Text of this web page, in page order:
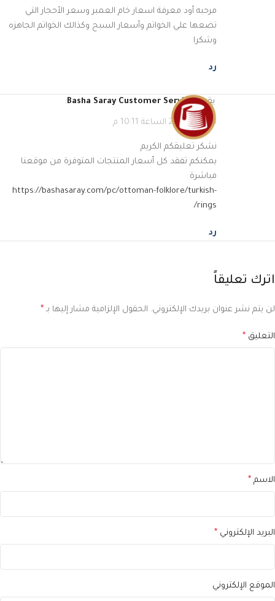
مرحبه أود معرفة اسعار خام العمبر وسعر الأحجار التي
تضعها علي الخواتم وأسعار السبح وكذالك الخواتم الجاهزه
وشكرا
رد
يقول Basha Saray Customer Service
:
13 مايو، 2023 الساعة 10:11 م
نشكر تعليقكم الكريم
يمكنكم تفقد كل أسعار المنتجات المتوفرة من موقعنا
مباشرة
https://bashasaray.com/pc/ottoman-folklore/turkish-
rings/
رد
اترك تعليقاً
لن يتم نشر عنوان بريدك الإلكتروني. الحقول الإلزامية مشار إليها بـ *
التعليق *
الاسم *
البريد الإلكتروني *
الموقع الإلكتروني